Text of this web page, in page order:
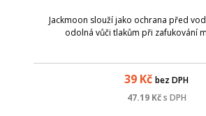
Jackmoon slouží jako ochrana před
odolná vůči tlakům při zafukování
39 Kč bez DPH
47.19Kč s DPH